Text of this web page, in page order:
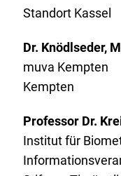
Standort Kassel
Dr. Knödlseder,
muva Kempten
Kempten
Professor Dr.
Institut für